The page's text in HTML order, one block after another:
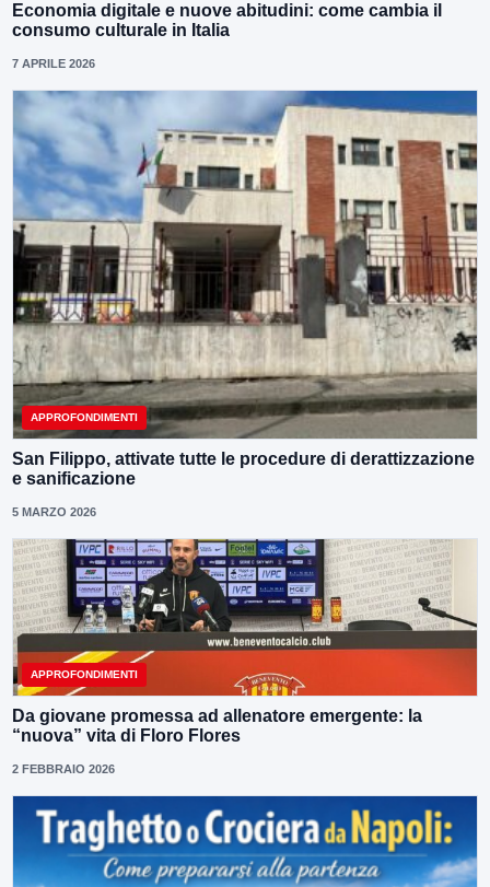
Economia digitale e nuove abitudini: come cambia il
consumo culturale in Italia
7 APRILE 2026
APPROFONDIMENTI
San Filippo, attivate tutte le procedure di derattizzazione
e sanificazione
5 MARZO 2026
APPROFONDIMENTI
Da giovane promessa ad allenatore emergente: la
“nuova” vita di Floro Flores
2 FEBBRAIO 2026